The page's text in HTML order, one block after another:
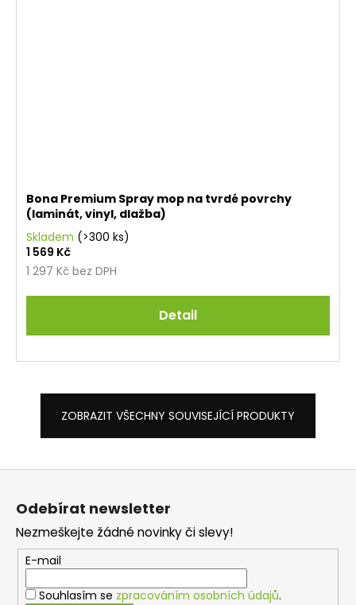
Bona Premium Spray mop na tvrdé povrchy
(laminát, vinyl, dlažba)
Skladem (>300 ks)
1 297 Kč bez DPH
1 569 Kč
Detail
ZOBRAZIT VŠECHNY SOUVISEJÍCÍ PRODUKTY
Odebírat newsletter
Nezmeškejte žádné novinky či slevy!
E-mail
Souhlasím se zpracováním osobních údajů.